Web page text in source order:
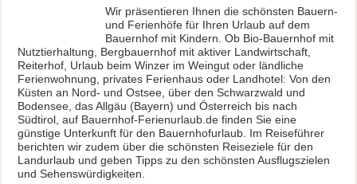
Wir präsentieren Ihnen die schönsten Bauern-
und Ferienhöfe für Ihren Urlaub auf dem
Bauernhof mit Kindern. Ob Bio-Bauernhof mit
Nutztierhaltung, Bergbauernhof mit aktiver Landwirtschaft,
Reiterhof, Urlaub beim Winzer im Weingut oder ländliche
Ferienwohnung, privates Ferienhaus oder Landhotel: Von den
Küsten an Nord- und Ostsee, über den Schwarzwald und
Bodensee, das Allgäu (Bayern) und Österreich bis nach
Südtirol, auf Bauernhof-Ferienurlaub.de finden Sie eine
günstige Unterkunft für den Bauernhofurlaub. Im Reiseführer
berichten wir zudem über die schönsten Reiseziele für den
Landurlaub und geben Tipps zu den schönsten Ausflugszielen
und Sehenswürdigkeiten.